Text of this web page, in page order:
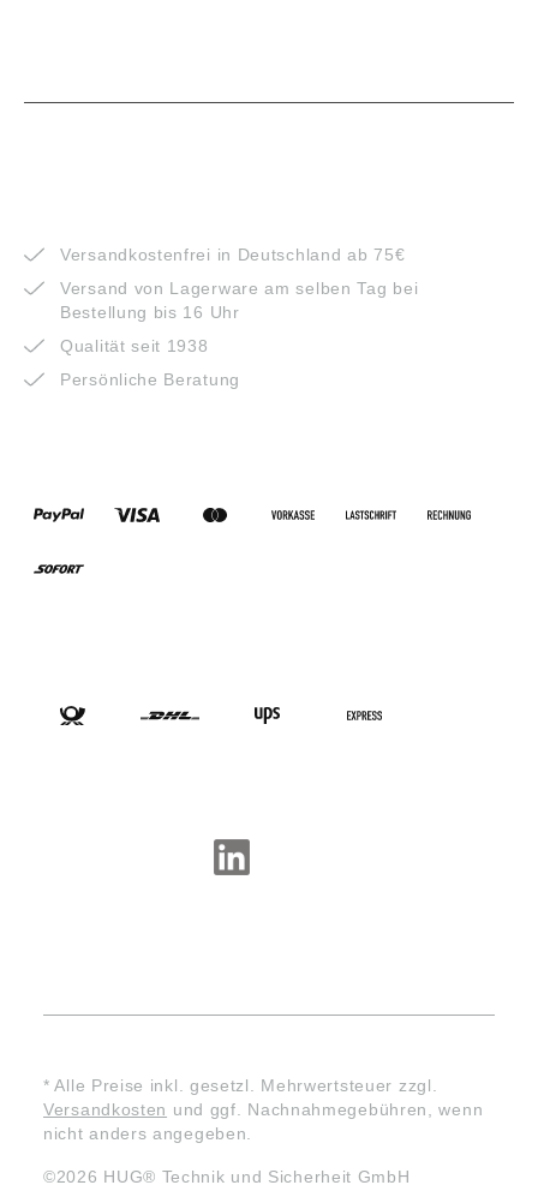
Versandkostenfrei in Deutschland ab 75€
Versand von Lagerware am selben Tag bei
Bestellung bis 16 Uhr
Qualität seit 1938
Persönliche Beratung
* Alle Preise inkl. gesetzl. Mehrwertsteuer zzgl.
Versandkosten und ggf. Nachnahmegebühren, wenn
nicht anders angegeben.
©2026 HUG® Technik und Sicherheit GmbH